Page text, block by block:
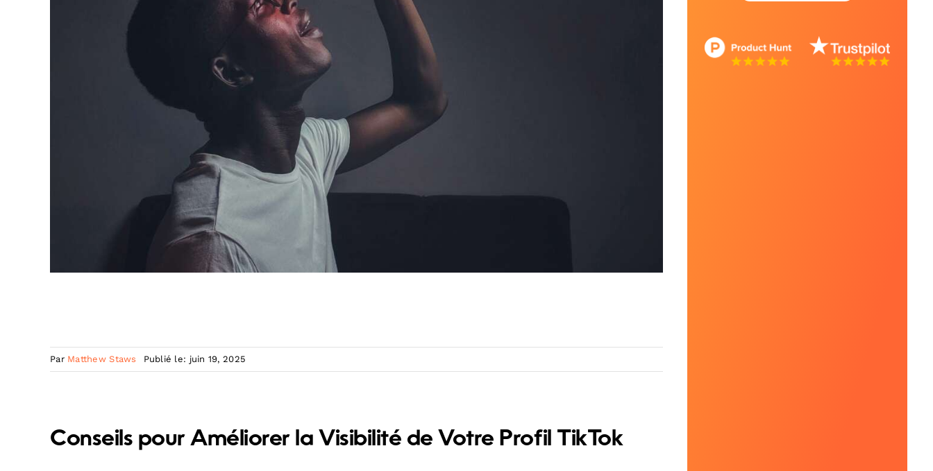
Par Matthew Staws Publié le: juin 19, 2025
Conseils pour Améliorer la Visibilité de Votre Profil TikTok